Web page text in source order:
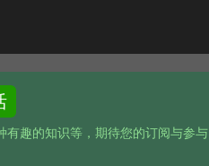
有趣的知识等，期待您的订阅与参与